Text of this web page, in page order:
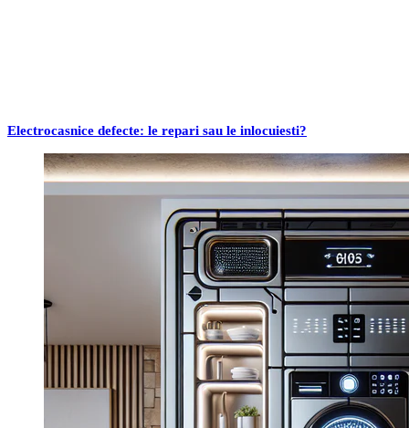
Electrocasnice defecte: le repari sau le inlocuiesti?